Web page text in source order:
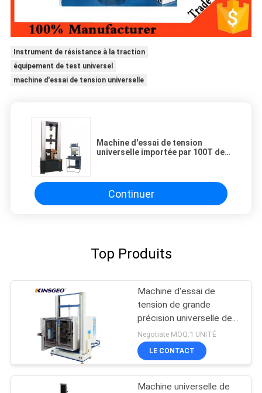
Instrument de résistance à la traction
équipement de test universel
machine d'essai de tension universelle
Machine d'essai de tension
universelle importée par 100T de
par ordinateur
Continuer
Top Produits
Machine d'essai de
tension de grande
précision universelle de
la machine 2000KN
d'essai de Digital
Negotiate MOQ:1 UNITÉ
LE CONTACT
Machine universelle de